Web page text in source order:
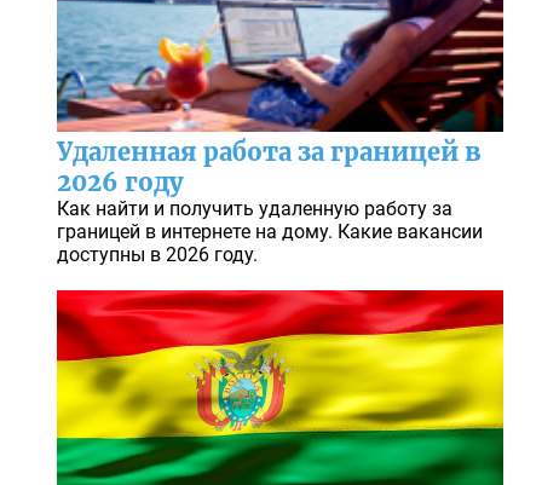
Удаленная работа за границей в
2026 году
Как найти и получить удаленную работу за
границей в интернете на дому. Какие вакансии
доступны в 2026 году.